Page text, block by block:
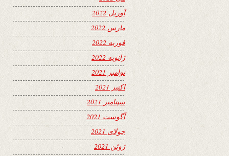
آوریل 2022
مارس 2022
فوریه 2022
ژانویه 2022
نوامبر 2021
اکتبر 2021
سپتامبر 2021
آگوست 2021
جولای 2021
ژوئن 2021